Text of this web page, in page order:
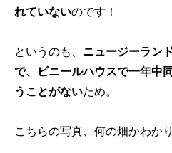
れていないのです！
というのも、 ニュージーラン
で、ビニールハウスで一年中
うことがないため。
こちらの写真、何の畑かわか